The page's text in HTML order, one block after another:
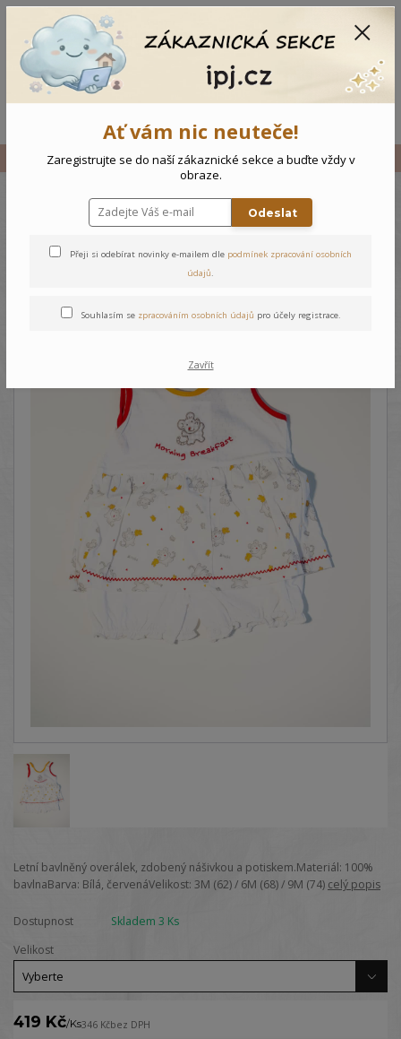
Vše Kojenecký overal Myšky
Kojenecký overal Myšky
Letní bavlněný overálek, zdobený nášivkou a potiskem.Materiál: 100%
bavlnaBarva: Bílá, červenáVelikost: 3M (62) / 6M (68) / 9M (74) celý popis
Dostupnost
Skladem 3 Ks
Velikost
419 Kč/Ks346 Kčbez DPH
Ať vám nic neuteče!
Zaregistrujte se do naší zákaznické sekce a buďte vždy v
obraze.
Odeslat
Přeji si odebírat novinky e-mailem dle podmínek zpracování osobních
údajů.
Souhlasím se zpracováním osobních údajů pro účely registrace.
Zavřít